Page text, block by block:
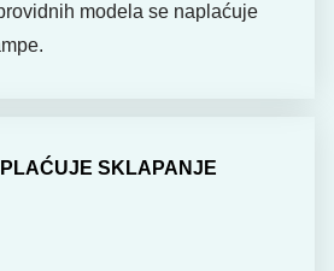
modela se naplaćuje
SKLAPANJE